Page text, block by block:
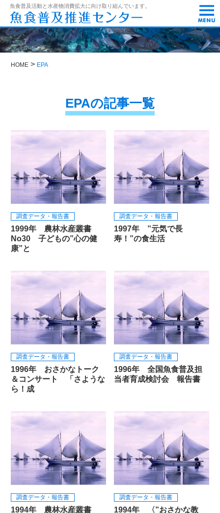
魚食普及活動と水産物消費拡大に向け取り組んでいます。
t
o
g
g
l
e
HOME > EPA
EPAの記事一覧
調査データ・報告書
1999年 農林水産叢書
No30 子どもの”心の健
康”と
調査データ・報告書
1997年 ”元気で長
寿！”の食生活
調査データ・報告書
1996年 おさかなトーク
＆コンサート 「さような
ら！成
調査データ・報告書
1996年 全国魚食普及担
当者育成検討会 報告書
調査データ・報告書
1994年 農林水産叢書
調査データ・報告書
1994年 〈”おさかな教